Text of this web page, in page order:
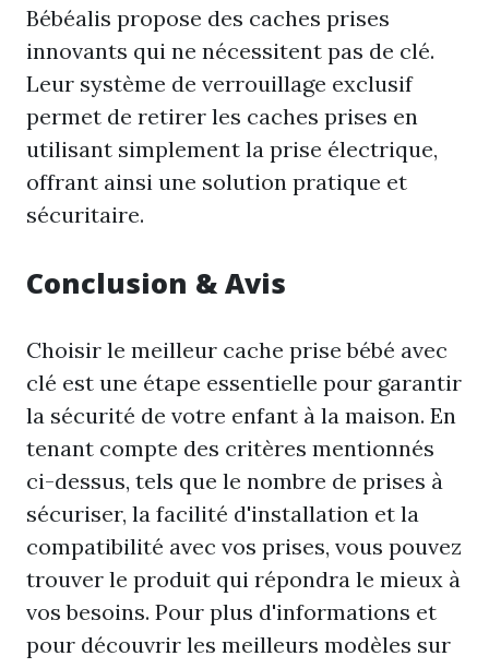
Bébéalis propose des caches prises
innovants qui ne nécessitent pas de clé.
Leur système de verrouillage exclusif
permet de retirer les caches prises en
utilisant simplement la prise électrique,
offrant ainsi une solution pratique et
sécuritaire.
Conclusion & Avis
Choisir le meilleur cache prise bébé avec
clé est une étape essentielle pour garantir
la sécurité de votre enfant à la maison. En
tenant compte des critères mentionnés
ci-dessus, tels que le nombre de prises à
sécuriser, la facilité d'installation et la
compatibilité avec vos prises, vous pouvez
trouver le produit qui répondra le mieux à
vos besoins. Pour plus d'informations et
pour découvrir les meilleurs modèles sur